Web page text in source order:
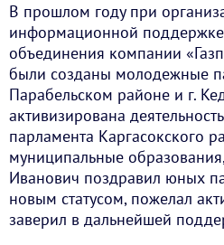
В прошлом году при
информационной
объединения компании
были созданы молодежные
Парабельском районе и г.
активизирована
парламента Каргасокского
муниципальные
Иванович поздравил юных
новым статусом, пожелал
заверил в дальнейшей